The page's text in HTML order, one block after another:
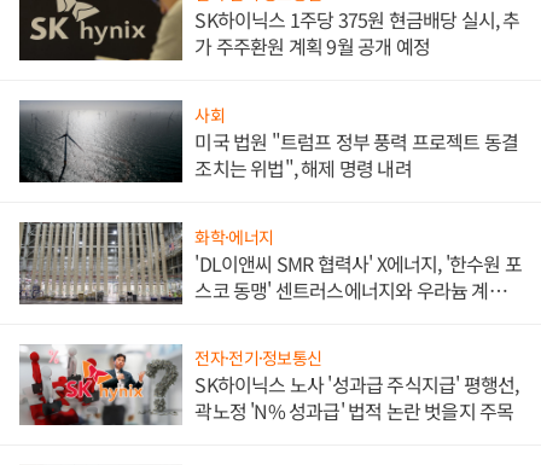
SK하이닉스 1주당 375원 현금배당 실시, 추
가 주주환원 계획 9월 공개 예정
사회
미국 법원 "트럼프 정부 풍력 프로젝트 동결
조치는 위법", 해제 명령 내려
화학·에너지
'DL이앤씨 SMR 협력사' X에너지, '한수원 포
스코 동맹' 센트러스에너지와 우라늄 계약
전자·전기·정보통신
SK하이닉스 노사 '성과급 주식지급' 평행선,
곽노정 'N% 성과급' 법적 논란 벗을지 주목